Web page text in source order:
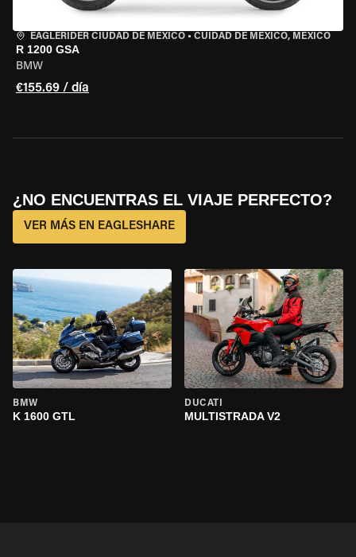
EAGLERIDER CIUDAD DE MÉXICO • CUIDAD DE MEXICO, MEXICO
R 1200 GSA
BMW
€155.69 / día
¿NO ENCUENTRAS EL VIAJE PERFECTO?
VER MÁS EN EAGLESHARE
BMW
K 1600 GTL
DUCATI
MULTISTRADA V2